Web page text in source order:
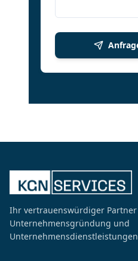
Ihr vertrauenswürdiger
Unternehmensgründung und